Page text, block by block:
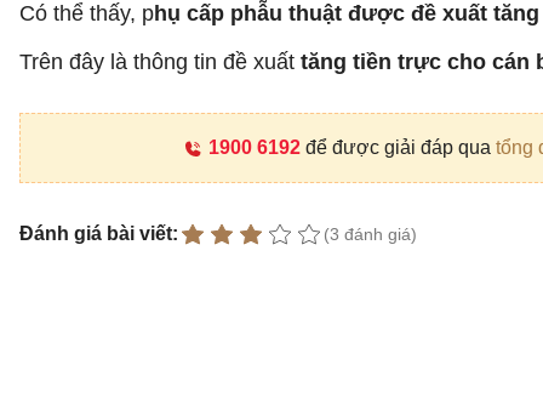
Có thể thấy, phụ cấp phẫu thuật được đề xuất
Trên đây là thông tin đề xuất tăng tiền trực cho cán
1900 6192để được giải đáp qua tổng
Đánh giá bài viết: (3 đánh giá)